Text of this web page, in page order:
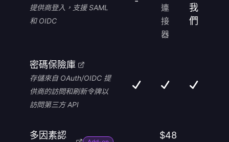
提供商登入，支援 SAML
和 OIDC
連
接
器
我
們
密碼保險庫
存儲來自 OAuth/OIDC 提
供商的訪問和刷新令牌以
訪問第三方 API
多因素認
$48